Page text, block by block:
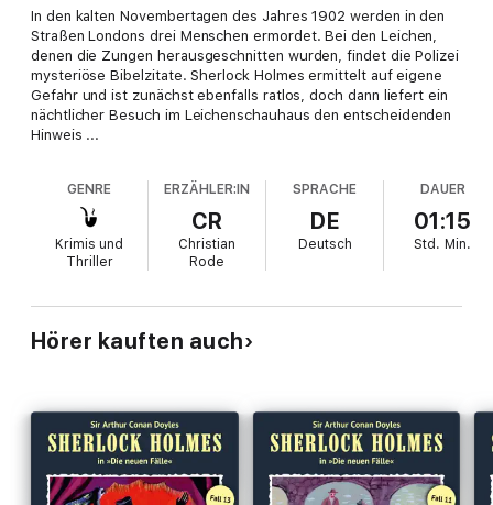
In den kalten Novembertagen des Jahres 1902 werden in den
Straßen Londons drei Menschen ermordet. Bei den Leichen,
denen die Zungen herausgeschnitten wurden, findet die Polizei
mysteriöse Bibelzitate. Sherlock Holmes ermittelt auf eigene
Gefahr und ist zunächst ebenfalls ratlos, doch dann liefert ein
nächtlicher Besuch im Leichenschauhaus den entscheidenden
Hinweis ...
GENRE
Krimis und
Thriller
ERZÄHLER:IN
CR
Christian
Rode
SPRACHE
DE
Deutsch
DAUER
01:15
Std. Min.
Hörer kauften auch